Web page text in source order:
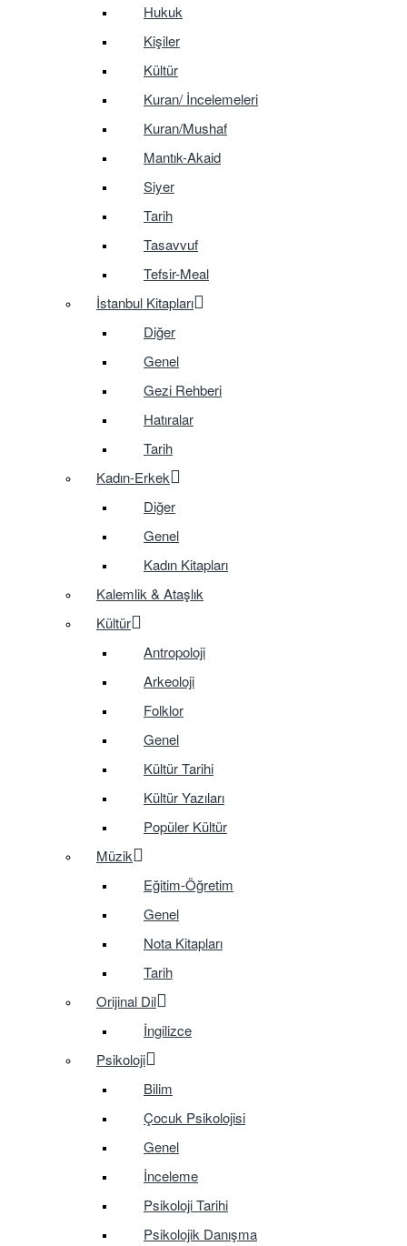
Hukuk
Kişiler
Kültür
Kuran/ İncelemeleri
Kuran/Mushaf
Mantık-Akaid
Siyer
Tarih
Tasavvuf
Tefsir-Meal
İstanbul Kitapları
Diğer
Genel
Gezi Rehberi
Hatıralar
Tarih
Kadın-Erkek
Diğer
Genel
Kadın Kitapları
Kalemlik & Ataşlık
Kültür
Antropoloji
Arkeoloji
Folklor
Genel
Kültür Tarihi
Kültür Yazıları
Popüler Kültür
Müzik
Eğitim-Öğretim
Genel
Nota Kitapları
Tarih
Orijinal Dil
İngilizce
Psikoloji
Bilim
Çocuk Psikolojisi
Genel
İnceleme
Psikoloji Tarihi
Psikolojik Danışma